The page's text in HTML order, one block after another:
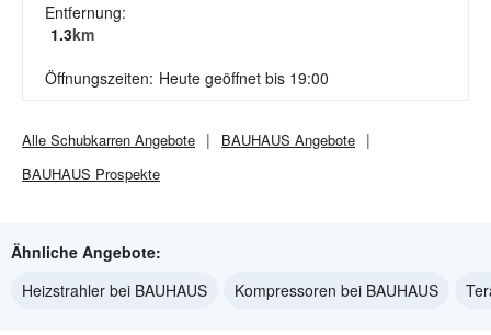
Entfernung:
1.3km
Öffnungszeiten: Heute geöffnet bis 19:00
Alle Schubkarren Angebote BAUHAUS Angebote
BAUHAUS Prospekte
Ähnliche Angebote:
Heizstrahler bei BAUHAUS
Kompressoren bei BAUHAUS